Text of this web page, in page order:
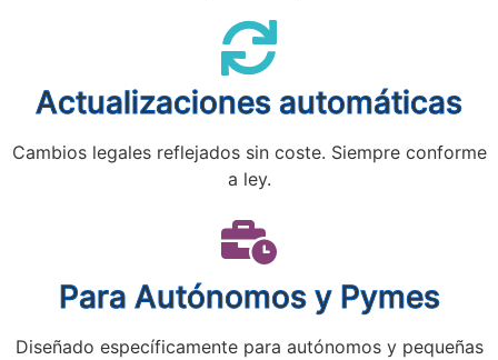
Actualizaciones automáticas
Cambios legales reflejados sin coste. Siempre conforme
a ley.
Para Autónomos y Pymes
Diseñado específicamente para autónomos y pequeñas